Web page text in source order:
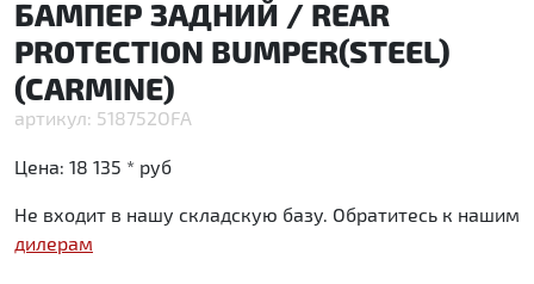
БАМПЕР ЗАДНИЙ / REAR
PROTECTION BUMPER(STEEL)
(CARMINE)
518752OFA
Цена: 18 135 * руб
Не входит в нашу складскую базу. Обратитесь к нашим
дилерам